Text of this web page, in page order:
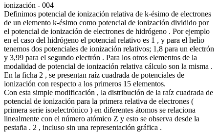
ionización - 004
Definimos potencial de ionización relativa de k-ésimo de electrones
de un elemento k-ésimo como potencial de ionización dividido por
el potencial de ionización de electrones de hidrógeno . Por ejemplo
en el caso del hidrógeno el potencial relativo es 1 , y para el helio
tenemos dos potenciales de ionización relativos; 1,8 para un electrón
y 3,99 para el segundo electrón . Para los otros elementos de la
modalidad de potencial de ionización relativa cálculo son la misma .
En la ficha 2 , se presentan raíz cuadrada de potenciales de
ionización con respecto a los primeros 15 elementos.
Con esta simple modificación , la distribución de la raíz cuadrada de
potencial de ionización para la primera relativa de electrones (
primera serie isoelectrónico ) en diferentes átomos se relaciona
linealmente con el número atómico Z y esto se observa desde la
pestaña . 2 , incluso sin una representación gráfica .